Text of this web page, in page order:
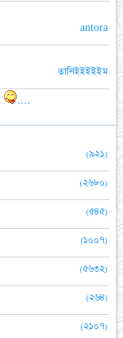
antora
তানিইইইইইম
(৯২১)
(২৬৮০)
(৫৪৫)
(১০০৭)
(৫৬৩২)
(২৬৪)
(২১০৭)